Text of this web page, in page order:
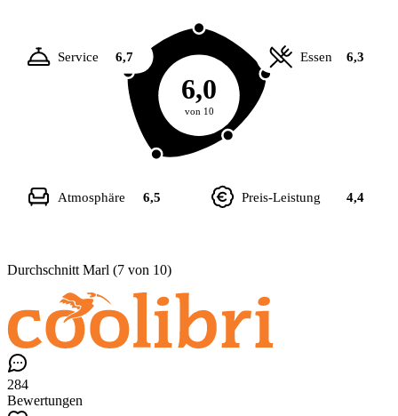
6,0
von 10
Essen 6,3
Preis-Leistung 4,4
Atmosphäre 6,5
Service 6,7
Durchschnitt Marl (7 von 10)
284
Bewertungen